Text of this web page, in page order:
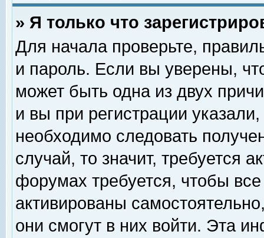
» Я только что
Для начала проверьте,
и пароль. Если вы уверены,
может быть одна из двух
и вы при регистрации
необходимо следовать
случай, то значит, требуется
форумах требуется, чтобы
активированы
они смогут в них войти. Эта